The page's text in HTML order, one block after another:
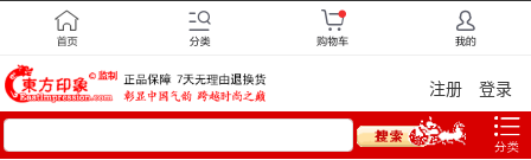
注册 登录